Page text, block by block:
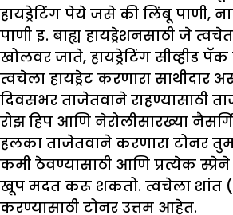
हायड्रेटिंग पेये जसे की लिंबू पाणी,
पाणी इ. बाह्य हायड्रेशनसाठी जे
खोलवर जाते, हायड्रेटिंग सीव्हीड पॅक
त्वचेला हायड्रेट करणारा साथीदार
दिवसभर ताजेतवाने राहण्यासाठी
रोझ हिप आणि नेरोलीसारख्या
हलका ताजेतवाने करणारा टोनर
कमी ठेवण्यासाठी आणि प्रत्येक स्प्रेने
खूप मदत करू शकतो. त्वचेला शांत
करण्यासाठी टोनर उत्तम आहेत.